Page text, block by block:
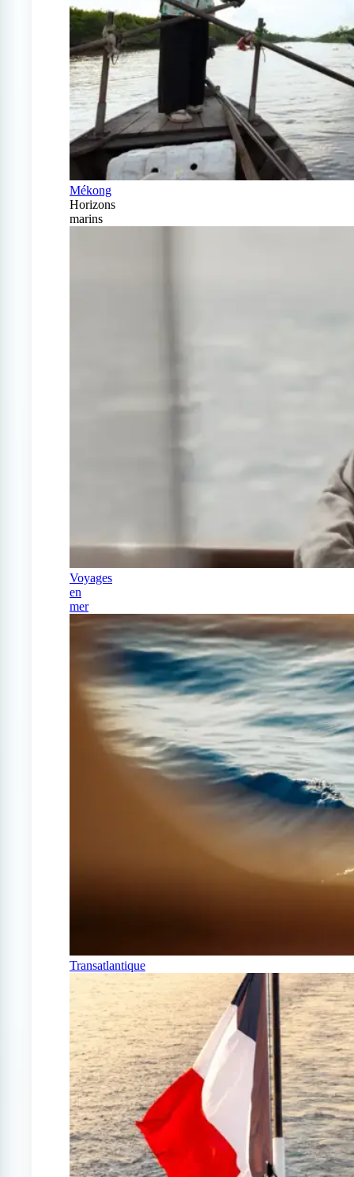
Mékong
Horizons
marins
Voyages
en
mer
Transatlantique